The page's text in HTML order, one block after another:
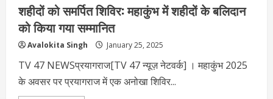
शहीदों को समर्पित शिविर: महाकुंभ में शहीदों के बलिदान
को किया गया सम्मानित
Avalokita Singh January 25, 2025
TV 47 NEWSप्रयागराज[TV 47 न्यूज़ नेटवर्क] । महाकुंभ 2025
के अवसर पर प्रयागराज में एक अनोखा शिविर...